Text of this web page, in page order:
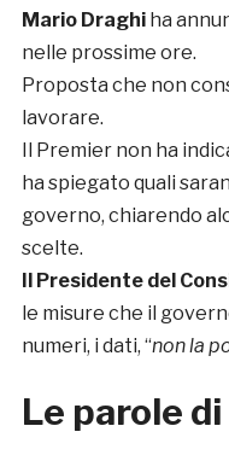
Mario Draghiha
nelle prossime ore.
Proposta che non
lavorare.
Il Premier non ha
ha spiegato quali
governo, chiarendo
scelte.
Il Presidente del
le misure che il
numeri, i dati, “non la
Le parole